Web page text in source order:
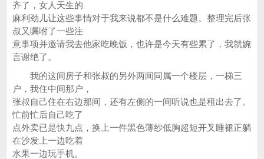
齐了，女人天生的
麻利劲儿让这些事情对于我来说都不是什么难题。整理完后张
叔又嘱咐了一些注
意事项并邀请我去他家吃晚饭，也许是今天有些累了，我就婉
言谢绝了。
我的这间房子和张叔的另外两间同属一个楼层，一梯三
户，我住中间那户，
张叔自己住在右边那间，还有左侧的一间听说也是租出去了。
忙前忙后自己吃了
点外卖已是快九点，换上一件黑色薄纱低胸超短开叉睡裙正躺
在沙发上一边吃着
水果一边玩手机。